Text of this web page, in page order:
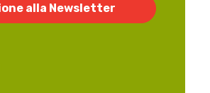
alla Newsletter